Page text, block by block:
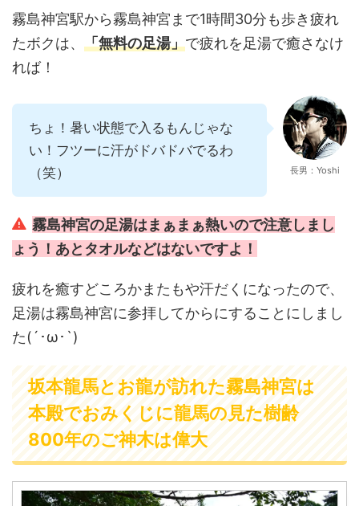
霧島神宮駅から霧島神宮まで1時間30分も歩き疲れ
たボクは、 「無料の足湯」で疲れを足湯で癒さなけ
れば！
ちょ！暑い状態で入るもんじゃな
い！フツーに汗がドバドバでるわ
（笑）
長男：Yoshi
霧島神宮の足湯はまぁまぁ熱いので注意しまし
ょう！あとタオルなどはないですよ！
疲れを癒すどころかまたもや汗だくになったので、
足湯は霧島神宮に参拝してからにすることにしまし
た(´･ω･`)
坂本龍馬とお龍が訪れた霧島神宮は
本殿でおみくじに龍馬の見た樹齢
800年のご神木は偉大